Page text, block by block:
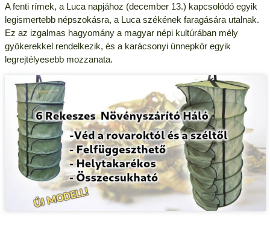
A fenti rímek, a Luca napjához (december 13.) kapcsolódó egyik
legismertebb népszokásra, a Luca székének faragására utalnak.
Ez az izgalmas hagyomány a magyar népi kultúrában mély
gyökerekkel rendelkezik, és a karácsonyi ünnepkör egyik
legrejtélyesebb mozzanata.